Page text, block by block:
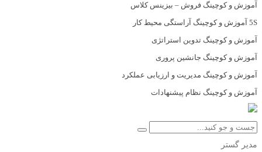
آموزش و کوچینگ فروش – بیزینس کلاس
5S آموزش و کوچینگ آراستگی محیط کار
آموزش و کوچینگ تدوین استراتژی
آموزش و کوچینگ جانشین پروری
آموزش و کوچینگ مدیریت و ارزیابی عملکرد
آموزش و کوچینگ نظام پیشنهادات
مدیر گستر